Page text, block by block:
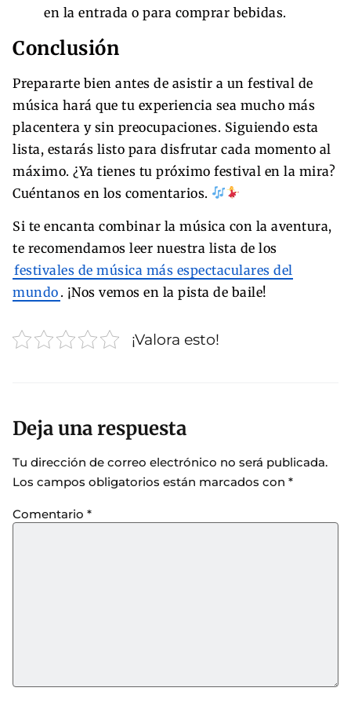
en la entrada o para comprar bebidas.
Conclusión
Prepararte bien antes de asistir a un festival de
música hará que tu experiencia sea mucho más
placentera y sin preocupaciones. Siguiendo esta
lista, estarás listo para disfrutar cada momento al
máximo. ¿Ya tienes tu próximo festival en la mira?
Cuéntanos en los comentarios.
Si te encanta combinar la música con la aventura,
te recomendamos leer nuestra lista de los
festivales de música más espectaculares del
mundo . ¡Nos vemos en la pista de baile!
¡Valora esto!
Deja una respuesta
Tu dirección de correo electrónico no será publicada.
Los campos obligatorios están marcados con *
Comentario *